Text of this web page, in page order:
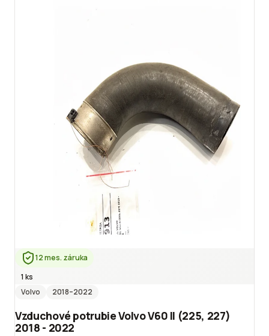
12 mes. záruka
1 ks
Volvo
2018–2022
Vzduchové potrubie Volvo V60 II (225, 227)
2018 - 2022